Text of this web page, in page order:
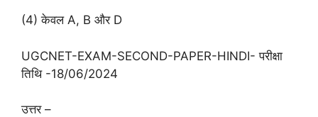
(4) केवल A, B और D
UGCNET-EXAM-SECOND-PAPER-HINDI- परीक्षा
तिथि -18/06/2024
उत्तर –